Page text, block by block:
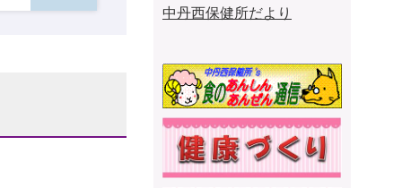
中丹西保健所だより